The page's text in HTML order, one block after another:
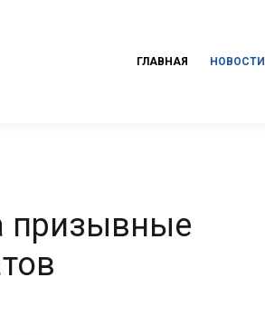
ГЛАВНАЯ НОВОСТИ
призывные